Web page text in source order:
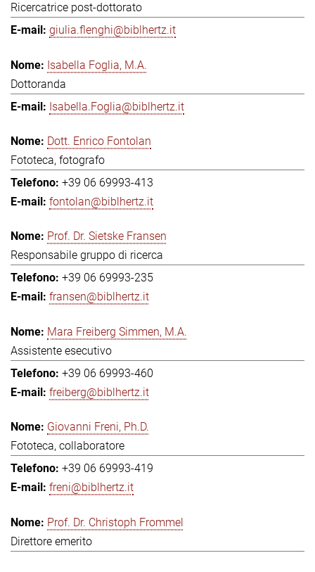
Ricercatrice post-dottorato
giulia.flenghi@biblhertz.it
Isabella Foglia, M.A.
Dottoranda
Isabella.Foglia@biblhertz.it
Dott. Enrico Fontolan
Fototeca, fotografo
+39 06 69993-413
fontolan@biblhertz.it
Prof. Dr. Sietske Fransen
Responsabile gruppo di ricerca
+39 06 69993-235
fransen@biblhertz.it
Mara Freiberg Simmen, M.A.
Assistente esecutivo
+39 06 69993-460
freiberg@biblhertz.it
Giovanni Freni, Ph.D.
Fototeca, collaboratore
+39 06 69993-419
freni@biblhertz.it
Prof. Dr. Christoph Frommel
Direttore emerito